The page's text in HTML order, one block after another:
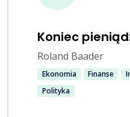
Koniec
Roland Baader
Ekonomia Finanse
Polityka